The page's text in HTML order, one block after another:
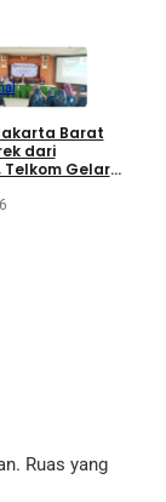
Barat
dari
Telkom Gelar
Ruas yang